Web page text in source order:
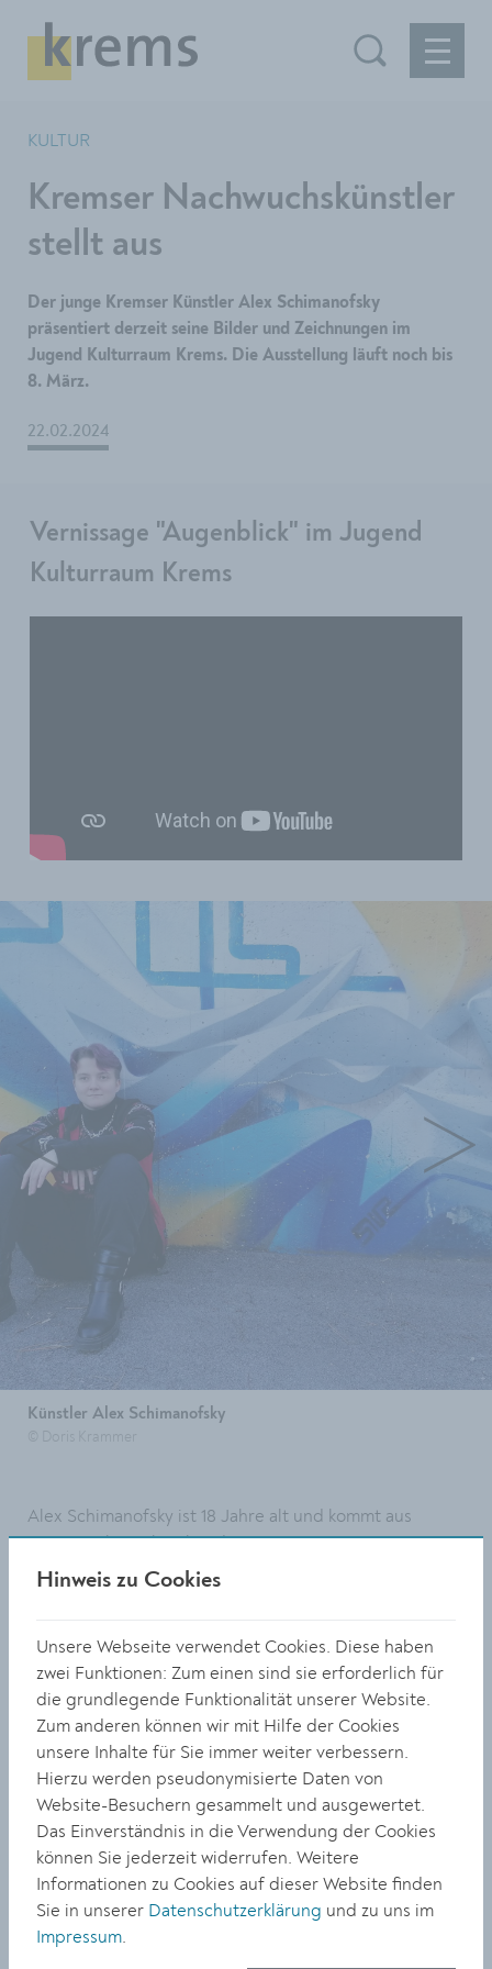
KULTUR
Kremser Nachwuchskünstler
stellt aus
Der junge Kremser Künstler Alex Schimanofsky
präsentiert derzeit seine Bilder und Zeichnungen im
Jugend Kulturraum Krems. Die Ausstellung läuft noch bis
8. März.
22.02.2024
Vernissage "Augenblick" im Jugend
Kulturraum Krems
Künstler Alex Schimanofsky
Alex Schimanofsky ist 18 Jahre alt und kommt aus
Krems. Er hat schon bei den vorangegangenen Manga-
Ausstellungen im Jugend Kulturraum mitgewirkt, doch
unterschiedliche Einblicke und Perspektiven in
verschiedenen Techniken.
„Alex und ich haben uns am gemeinsamen Zeichentisch
über weiße Tusche unterhalten und sind so ins
vertiefende Gespräch gekommen. Bald war klar, dass
Alex Schimanofsky – ein kreativer junger Mensch –
bereit für seine erste Ausstellung ist“, berichtet Doris
Krammer, Leiterin des Jugend Kulturraum Krems. Die
Ausstellung kann noch bis 8. März im Jugend
Kulturraum besichtigt werden.
Doris Krammer ist ständig auf der Suche nach neuen
Hinweis zu Cookies
Unsere Webseite verwendet Cookies. Diese haben
zwei Funktionen: Zum einen sind sie erforderlich für
die grundlegende Funktionalität unserer Website.
Zum anderen können wir mit Hilfe der Cookies
unsere Inhalte für Sie immer weiter verbessern.
Hierzu werden pseudonymisierte Daten von
Website-Besuchern gesammelt und ausgewertet.
Das Einverständnis in die Verwendung der Cookies
können Sie jederzeit widerrufen. Weitere
Informationen zu Cookies auf dieser Website finden
Sie in unserer Datenschutzerklärung und zu uns im
Impressum.